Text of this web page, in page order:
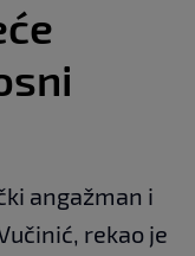
angažman i
rekao je